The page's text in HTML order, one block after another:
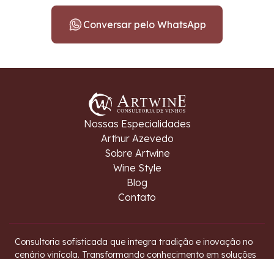
Conversar pelo WhatsApp
Nossas Especialidades
Arthur Azevedo
Sobre Artwine
Wine Style
Blog
Contato
Consultoria sofisticada que integra tradição e inovação no
cenário vinícola. Transformando conhecimento em soluções